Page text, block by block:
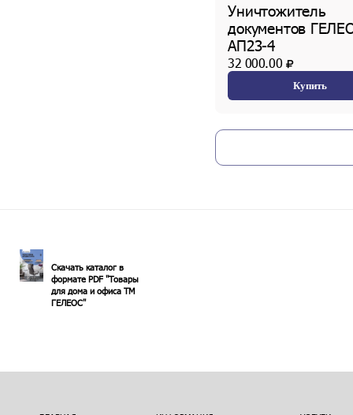
Уничтожитель
документов
АП23-4
32 000.00
Купить
Скачать каталог в
формате PDF "Товары
для дома и офиса ТМ
ГЕЛЕОС"